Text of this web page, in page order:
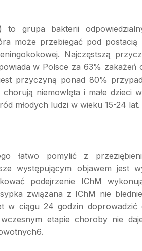
to grupa bakterii
może przebiegać pod
. Najczęstszą
w Polsce za 63% zakażeń
przyczyną ponad 80%
niemowlęta i małe dzieci
młodych ludzi w wieku 15-24 lat.
łatwo pomylić z
występującym objawem jest
podejrzenie IChM
związana z IChM nie
w ciągu 24 godzin doprowadzić
etapie choroby nie
6.